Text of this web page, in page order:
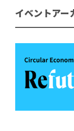
イベントアー